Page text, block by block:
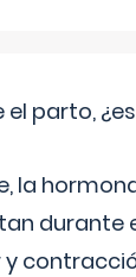
parto,
la
durante